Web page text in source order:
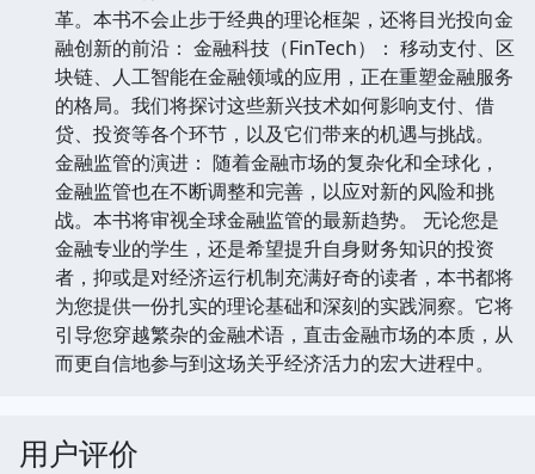
革。本书不会止步于经典的理论框架，还将目光投向金
融创新的前沿： 金融科技（FinTech）： 移动支付、区
块链、人工智能在金融领域的应用，正在重塑金融服务
的格局。我们将探讨这些新兴技术如何影响支付、借
贷、投资等各个环节，以及它们带来的机遇与挑战。
金融监管的演进： 随着金融市场的复杂化和全球化，
金融监管也在不断调整和完善，以应对新的风险和挑
战。本书将审视全球金融监管的最新趋势。 无论您是
金融专业的学生，还是希望提升自身财务知识的投资
者，抑或是对经济运行机制充满好奇的读者，本书都将
为您提供一份扎实的理论基础和深刻的实践洞察。它将
引导您穿越繁杂的金融术语，直击金融市场的本质，从
而更自信地参与到这场关乎经济活力的宏大进程中。
用户评价